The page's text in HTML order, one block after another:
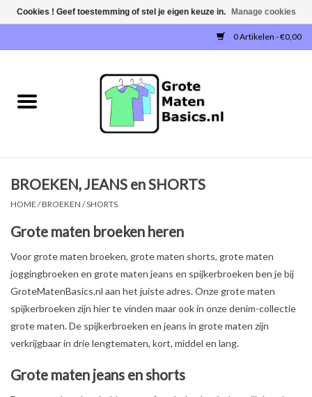
0 Artikelen - €0,00
NIEUW!
SWEATERS / SWEATVESTEN
POLOSHIRTS
JOGGINGBROEKEN
OVERHEMDEN
ONDERGOED
BROEKEN, JEANS en SHORTS
HOME /BROEKEN / SHORTS
Grote maten broeken heren
Voor grote maten broeken, grote maten shorts, grote maten
joggingbroeken en grote maten jeans en spijkerbroeken ben je bij
GroteMatenBasics.nl aan het juiste adres. Onze grote maten
spijkerbroeken zijn hier te vinden maar ook in onze denim-collectie
grote maten. De spijkerbroeken en jeans in grote maten zijn
verkrijgbaar in drie lengtematen, kort, middel en lang.
Grote maten jeans en shorts
Cookies ! Geef toestemming of stel je eigen keuze in. Manage cookies